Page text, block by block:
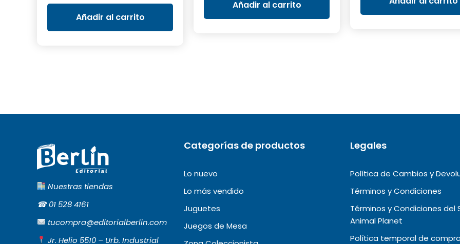
era:
S/5.00.
Añadir al carrito
era:
S/5.00.
Añadir al carrito
Nuestras tiendas
☎︎01 528 4161
tucompra@editorialberlin.com
Jr. Helio 5510 – Urb. Industrial
Categorías de productos
Lo nuevo
Lo más vendido
Juguetes
Juegos de Mesa
Legales
Política de Cambios y
Términos y Condiciones
Términos y Condiciones del
Animal Planet
Política temporal de